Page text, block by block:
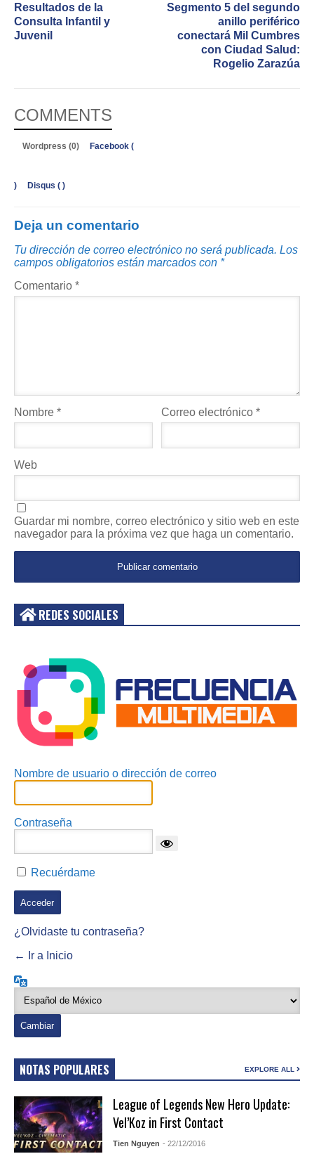
Resultados de la
Consulta Infantil y
Juvenil
Segmento 5 del segundo
anillo periférico
conectará Mil Cumbres
con Ciudad Salud:
Rogelio Zarazúa
COMMENTS
Wordpress (0) Facebook (
) Disqus ( )
Deja un comentario
Tu dirección de correo electrónico no será publicada. Los
campos obligatorios están marcados con *
Comentario *
Nombre * Correo electrónico*
Web
Guardar mi nombre, correo electrónico y sitio web en este
navegador para la próxima vez que haga un comentario.
REDES SOCIALES
Nombre de usuario o dirección de correo
Contraseña
Recuérdame
¿Olvidaste tu contraseña?
← Ir a Inicio
NOTAS POPULARES EXPLORE ALL
League of Legends New Hero Update:
Vel’Koz in First Contact
Tien Nguyen - 22/12/2016